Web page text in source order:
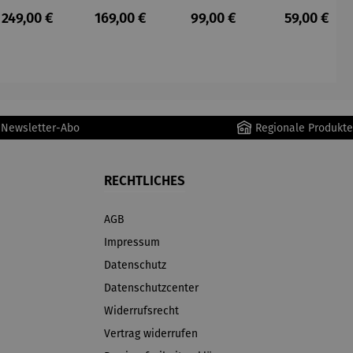
Staubsau
ger
Regulärer Preis:
249,00 €
Staubsau
ger DS02
Regulärer Preis:
169,00 €
uber
Regulärer Preis:
99,00 €
tteuse
Regulärer
59,00 €
Abo Regionale Produkte
RECHTLICHES
AGB
Impressum
Datenschutz
Datenschutzcenter
Widerrufsrecht
Vertrag widerrufen